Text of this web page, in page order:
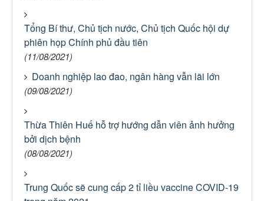
Tổng Bí thư, Chủ tịch nước, Chủ tịch Quốc hội dự
phiên họp Chính phủ đầu tiên
(11/08/2021)
Doanh nghiệp lao đao, ngân hàng vẫn lãi lớn
(09/08/2021)
Thừa Thiên Huế hỗ trợ hướng dẫn viên ảnh hưởng
bởi dịch bệnh
(08/08/2021)
Trung Quốc sẽ cung cấp 2 tỉ liều vaccine COVID-19